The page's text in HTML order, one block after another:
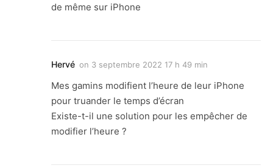
de même sur iPhone
Hervé on 3 septembre 2022 17 h 49 min
Mes gamins modifient l’heure de leur iPhone
pour truander le temps d’écran
Existe-t-il une solution pour les empêcher de
modifier l’heure ?